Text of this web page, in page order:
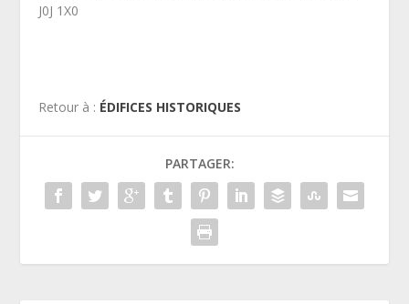
J0J 1X0
Retour à : ÉDIFICES HISTORIQUES
PARTAGER: